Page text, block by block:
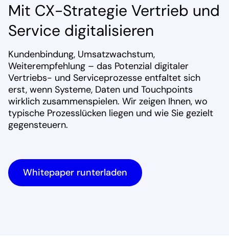
Mit CX-Strategie Vertrieb und
Service digitalisieren
Kundenbindung, Umsatzwachstum,
Weiterempfehlung – das Potenzial digitaler
Vertriebs- und Serviceprozesse entfaltet sich
erst, wenn Systeme, Daten und Touchpoints
wirklich zusammenspielen. Wir zeigen Ihnen, wo
typische Prozesslücken liegen und wie Sie gezielt
gegensteuern.
Whitepaper runterladen